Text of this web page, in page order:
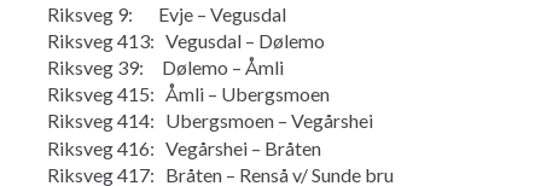
Riksveg 9: Evje – Vegusdal
Riksveg 413: Vegusdal – Dølemo
Riksveg 39: Dølemo – Åmli
Riksveg 415: Åmli – Ubergsmoen
Riksveg 414: Ubergsmoen – Vegårshei
Riksveg 416: Vegårshei – Bråten
Riksveg 417: Bråten – Renså v/ Sunde bru